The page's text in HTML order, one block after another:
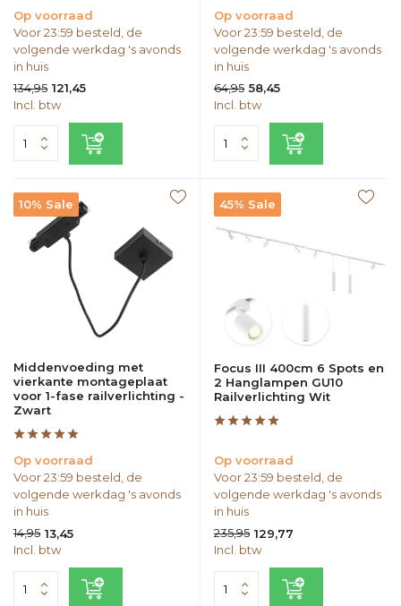
Op voorraad
Voor 23:59 besteld, de
volgende werkdag 's avonds
in huis
134,95 121,45
Incl. btw
Op voorraad
Voor 23:59 besteld, de
volgende werkdag 's avonds
in huis
64,95 58,45
Incl. btw
10% Sale
Middenvoeding met
vierkante montageplaat
voor 1-fase railverlichting -
Zwart
Op voorraad
Voor 23:59 besteld, de
volgende werkdag 's avonds
in huis
14,95 13,45
Incl. btw
45% Sale
Focus III 400cm 6 Spots en
2 Hanglampen GU10
Railverlichting Wit
Op voorraad
Voor 23:59 besteld, de
volgende werkdag 's avonds
in huis
235,95 129,77
Incl. btw